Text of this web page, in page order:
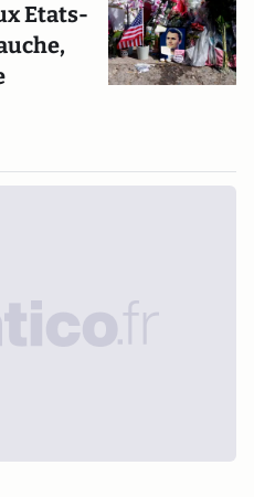
Etats-